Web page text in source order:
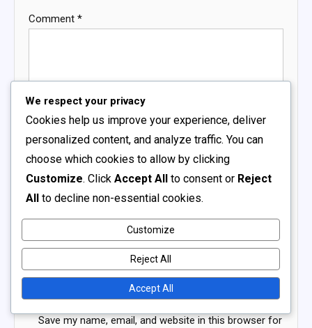
Comment *
Email*
Website
Save my name, email, and website in this browser for
We respect your privacy
Cookies help us improve your experience, deliver
personalized content, and analyze traffic. You can
choose which cookies to allow by clicking
Customize. Click Accept All to consent or Reject
All to decline non-essential cookies.
Customize
Reject All
Accept All